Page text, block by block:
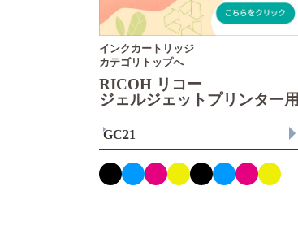
インクカートリッジ
カテゴリトップへ
RICOH リコー
ジェルジェットプリンター用
GC21